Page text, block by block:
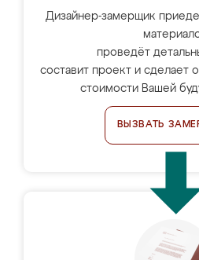
Дизайнер-замерщик
проведёт
составит проект и сделает
стоимости Вашей
ВЫЗВАТЬ